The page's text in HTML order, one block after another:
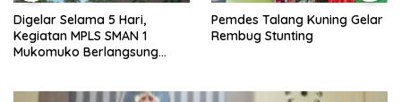
Digelar Selama 5 Hari,
Kegiatan MPLS SMAN 1
Mukomuko Berlangsung
Pemdes Talang Kuning Gelar
Rembug Stunting